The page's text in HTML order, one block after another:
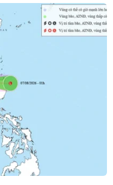
kênh thông tin này
các doanh nghiệp
phương án, dự
nguồn lực thực
nguồn trả nợ. Các
chẽ với ngân
tài chính, chứng
đối tượng hỗ
đối với cả doanh